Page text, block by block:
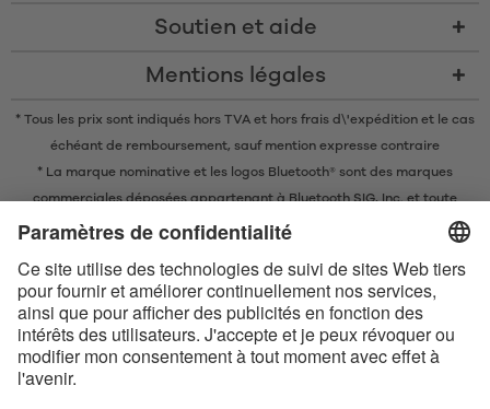
Soutien et aide
Mentions légales
* Tous les prix sont indiqués hors TVA et hors frais d\'expédition et le cas
échéant de remboursement, sauf mention expresse contraire
* La marque nominative et les logos Bluetooth® sont des marques
commerciales déposées appartenant à Bluetooth SIG, Inc. et toute
utilisation de ces marques par EIS GmbH est soumise à une licence.